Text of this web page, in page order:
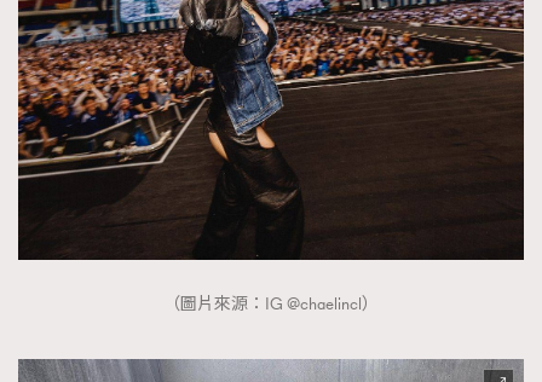
（圖片來源：IG @chaelincl）